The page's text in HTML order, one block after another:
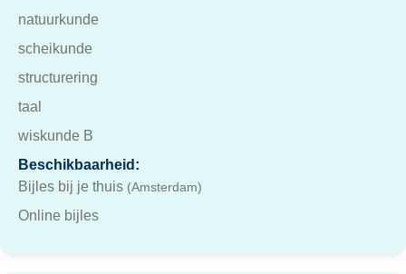
natuurkunde
scheikunde
structurering
taal
wiskunde B
Beschikbaarheid:
Bijles bij je thuis (Amsterdam)
Online bijles